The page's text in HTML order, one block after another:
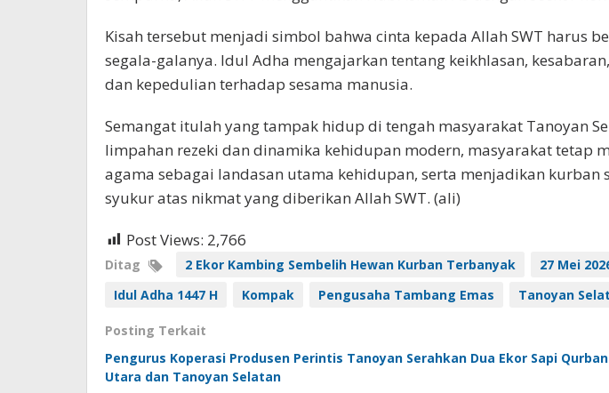
Kisah tersebut menjadi simbol bahwa cinta kepada Allah SWT harus
segala-galanya. Idul Adha mengajarkan tentang keikhlasan,
dan kepedulian terhadap sesama manusia.
Semangat itulah yang tampak hidup di tengah masyarakat Tanoyan
limpahan rezeki dan dinamika kehidupan modern, masyarakat tetap
agama sebagai landasan utama kehidupan, serta menjadikan kurban
syukur atas nikmat yang diberikan Allah SWT. (ali)
Post Views: 2,766
Ditag 2 Ekor Kambing Sembelih Hewan Kurban Terbanyak 27 Mei
Idul Adha 1447 H
Kompak Pengusaha Tambang Emas Tanoyan
Posting Terkait
Pengurus Koperasi Produsen Perintis Tanoyan Serahkan Dua Ekor Sapi
Utara dan Tanoyan Selatan